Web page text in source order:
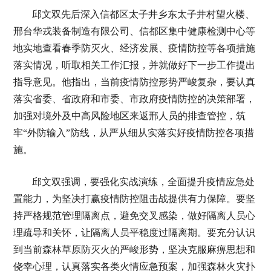
邱文双先后深入信都区太子井乡东太子井村望火楼、
邢台华戎装备制造有限公司、信都区集中健康检测中心等
地实地查看春季防灭火、经济发展、疫情防控等各项措施
落实情况，听取相关工作汇报，并就做好下一步工作提出
指导意见。他指出，当前疫情防控形势严峻复杂，要认真
落实省委、省政府和市委、市政府疫情防控的决策部署，
加强对境外及中高风险地区来返邢人员的排查管控，筑
牢“外防输入”防线，从严从细从实落实好疫情防控各项措
施。
邱文双强调，要强化实战演练，全面提升疫情应急处
置能力，为坚决打赢疫情防控阻击战提供有力保障。要坚
持严格规范管理隔离点，避免交叉感染，做好隔离人员心
理疏导和关怀，让隔离人员平稳度过隔离期。要充分认识
到当前森林草原防灭火的严峻形势，坚决克服麻痹思想和
侥幸心理，认真落实各类火情应急预案，加强森林火灾扑